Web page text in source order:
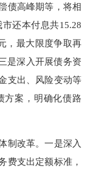
债高峰期等，将相
还本付息共15.28
，最大限度争取再
是深入开展债务资
支出、风险变动等
方案，明确化债路
改革。一是深入
费支出定额标准，